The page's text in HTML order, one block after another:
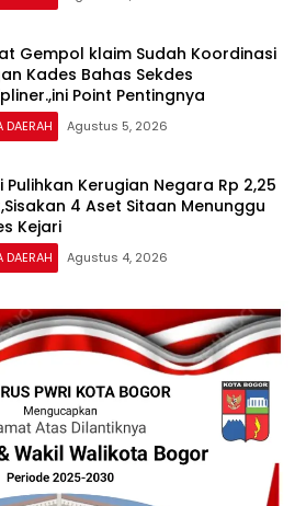
Gempol klaim Sudah Koordinasi
Kades Bahas Sekdes
Point Pentingnya
DAERAH Agustus 5, 2026
Pulihkan Kerugian Negara Rp 2,25
4 Aset Sitaan Menunggu
Kejari
DAERAH Agustus 4, 2026